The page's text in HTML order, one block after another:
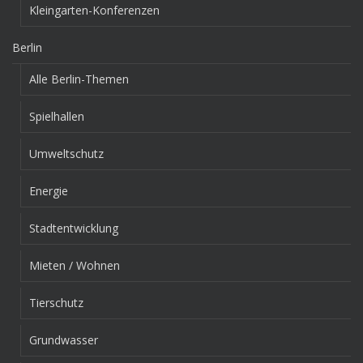
Kleingarten-Konferenzen
Berlin
Alle Berlin-Themen
Spielhallen
Umweltschutz
Energie
Stadtentwicklung
Mieten / Wohnen
Tierschutz
Grundwasser